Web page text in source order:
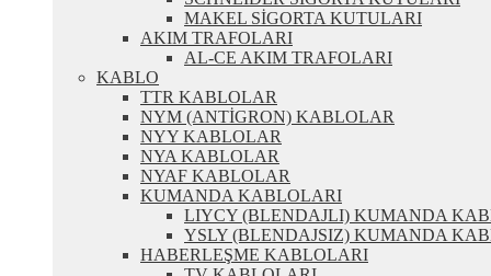
MAKEL SİGORTA KUTULARI
AKIM TRAFOLARI
AL-CE AKIM TRAFOLARI
KABLO
TTR KABLOLAR
NYM (ANTİGRON) KABLOLAR
NYY KABLOLAR
NYA KABLOLAR
NYAF KABLOLAR
KUMANDA KABLOLARI
LIYCY (BLENDAJLI) KUMANDA
YSLY (BLENDAJSIZ) KUMANDA
HABERLEŞME KABLOLARI